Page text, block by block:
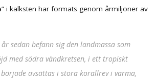
i kalksten har formats genom årmiljoner av
sedan befann sig den landmassa som
med södra vändkretsen, i ett tropiskt
avsättas i stora korallrev i varma,